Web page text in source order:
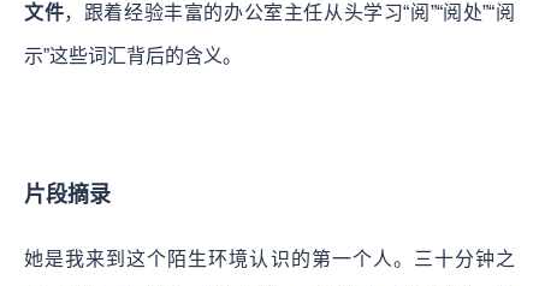
文件，跟着经验丰富的办公室主任从头学习“阅”“阅处”“阅
示”这些词汇背后的含义。
片段摘录
她是我来到这个陌生环境认识的第一个人。三十分钟之